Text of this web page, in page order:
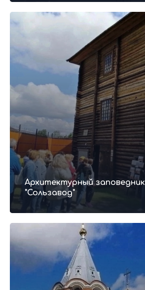
Архитектурный заповедник
"Сользавод"